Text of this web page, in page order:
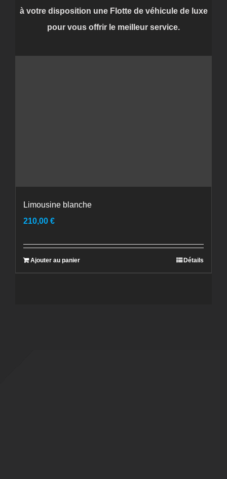
à votre disposition une Flotte de véhicule de luxe
pour vous offrir le meilleur service.
Limousine blanche
210,00 €
Ajouter au panier Détails